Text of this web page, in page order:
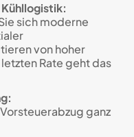
sich moderne
von hoher
Rate geht das
ganz